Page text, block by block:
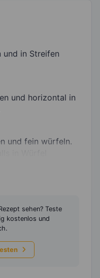
und in Streifen
und horizontal in
und fein würfeln.
sehen? Teste
kostenlos und